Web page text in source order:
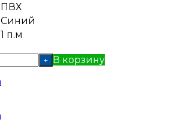
ПВХ
Синий
1 п.м
+ В корзину